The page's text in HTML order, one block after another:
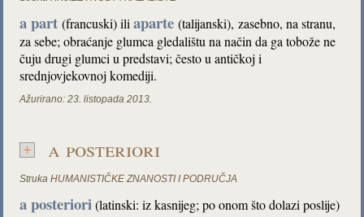
a part(francuski) iliaparte(talijanski), zasebno, na stranu,
za sebe; obraćanje glumca gledalištu na način da ga tobože ne
čuju drugi glumci u predstavi; često u antičkoj i
srednjovjekovnoj komediji.
Ažurirano: 23. listopada 2013.
a posteriori
Struka HUMANISTIČKE ZNANOSTI I PODRUČJA
a posteriori(latinski: iz kasnijeg; po onom što dolazi poslije)